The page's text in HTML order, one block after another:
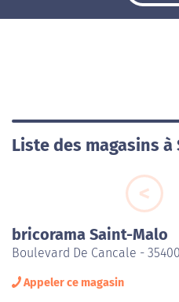
Liste des magasins
bricorama Saint-Malo
Boulevard De Cancale -
Appeler ce magasin